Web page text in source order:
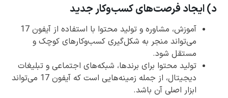
د) ایجاد فرصت‌های کسب‌وکار جدید
آموزش، مشاوره و تولید محتوا با استفاده از آیفون 17
می‌تواند منجر به شکل‌گیری کسب‌وکارهای کوچک و
مستقل شود.
تولید محتوا برای برندها، شبکه‌های اجتماعی و تبلیغات
دیجیتال، از جمله زمینه‌هایی است که آیفون 17 می‌تواند
ابزار اصلی آن باشد.